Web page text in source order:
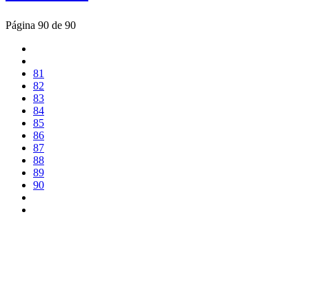
Página 90 de 90
81
82
83
84
85
86
87
88
89
90